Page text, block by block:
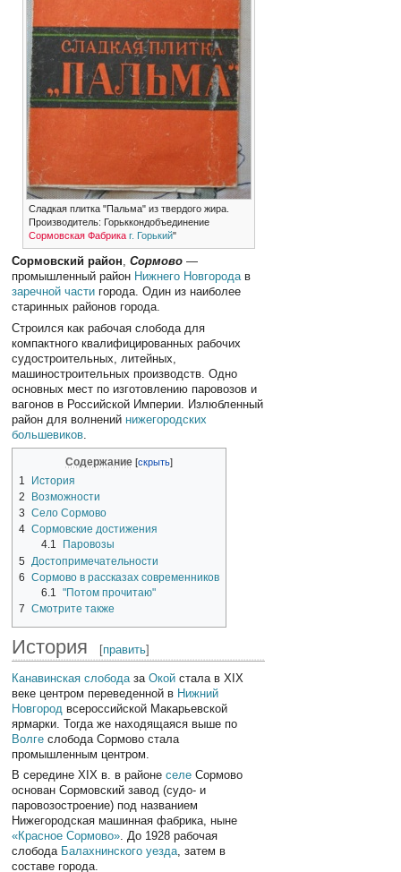
Сладкая плитка "Пальма" из твердого жира.
Производитель: Горьккондобъединение
Сормовская Фабрика г. Горький"
Сормовский район,Сормово —
промышленный район Нижнего Новгородав
заречной части города. Один из наиболее
старинных районов города.
Строился как рабочая слобода для
компактного квалифицированных рабочих
судостроительных, литейных,
машиностроительных производств. Одно
основных мест по изготовлению паровозов и
вагонов в Российской Империи. Излюбленный
район для волнений нижегородских
большевиков
Содержание
1
История
2
Возможности
3
Село Сормово
4 Сормовские достижения
4.1
Паровозы
5 Достопримечательности
6
Сормово в рассказах современников
6.1 "Потом прочитаю"
7
Смотрите также
История [править]
Канавинская слободазаОкой стала в XIX
веке центром переведенной в Нижний
Новгород всероссийской Макарьевской
ярмарки. Тогда же находящаяся выше по
Волге слобода Сормово стала
промышленным центром.
В середине XIX в. в районеселе Сормово
основан Сормовский завод (судо- и
паровозостроение) под названием
Нижегородская машинная фабрика, ныне
«Красное Сормово». До 1928 рабочая
слобода Балахнинского уезда, затем в
составе города.